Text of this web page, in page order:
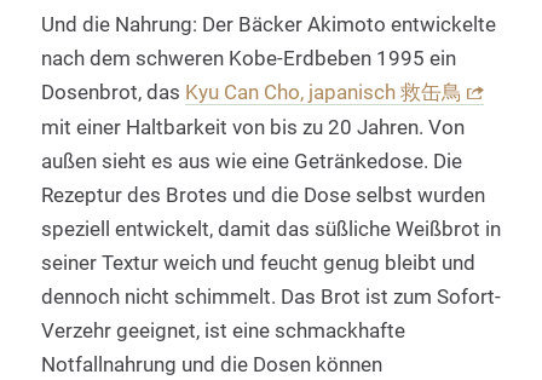
Und die Nahrung: Der Bäcker Akimoto entwickelte
nach dem schweren Kobe-Erdbeben 1995 ein
Dosenbrot, das Kyu Can Cho, japanisch 救缶鳥
mit einer Haltbarkeit von bis zu 20 Jahren. Von
außen sieht es aus wie eine Getränkedose. Die
Rezeptur des Brotes und die Dose selbst wurden
speziell entwickelt, damit das süßliche Weißbrot in
seiner Textur weich und feucht genug bleibt und
dennoch nicht schimmelt. Das Brot ist zum Sofort-
Verzehr geeignet, ist eine schmackhafte
Notfallnahrung und die Dosen können